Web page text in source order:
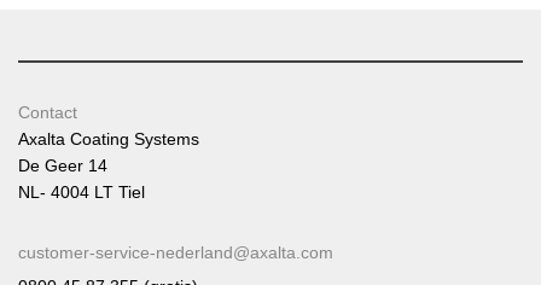
Contact
Axalta Coating Systems
De Geer 14
NL- 4004 LT Tiel
customer-service-nederland@axalta.com